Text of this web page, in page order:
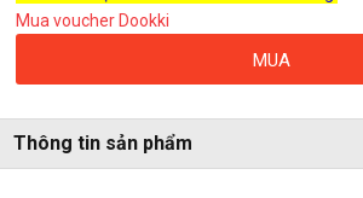
Mua voucher Dookki
MUA
Thông tin sản phẩm